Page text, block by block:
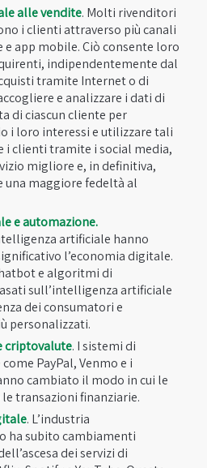
alle vendite. Molti rivenditori
i clienti attraverso più canali
app mobile. Ciò consente loro
indipendentemente dal
tramite Internet o di
e analizzare i dati di
di ciascun cliente per
i loro interessi e utilizzare tali
i clienti tramite i social media,
migliore e, in definitiva,
una maggiore fedeltà al
e automazione.
artificiale hanno
l’economia digitale.
e algoritmi di
sull’intelligenza artificiale
dei consumatori e
personalizzati.
criptovalute. I sistemi di
PayPal, Venmo e i
cambiato il modo in cui le
transazioni finanziarie.
. L’industria
ha subito cambiamenti
dei servizi di